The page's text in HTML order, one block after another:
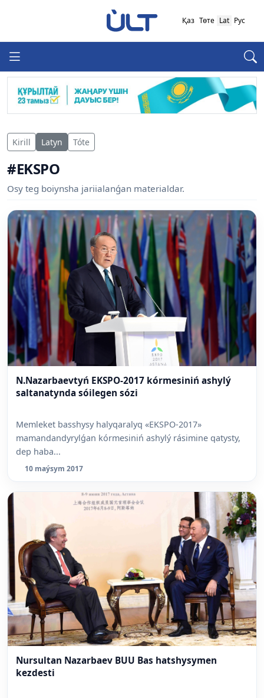
Қаз Төте Lat Рус
Kirill Latyn Tóte
#EKSPO
Osy teg boiynsha jariialanǵan materialdar.
N.Nazarbaevtyń EKSPO-2017 kórmesiniń ashylý
saltanatynda sóilegen sózi
Memleket basshysy halyqaralyq «EKSPO-2017»
mamandandyrylǵan kórmesiniń ashylý rásimine qatysty,
dep haba...
10 maýsym 2017
Nursultan Nazarbaev BUU Bas hatshysymen
kezdesti